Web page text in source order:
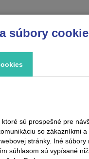
ZAUJÍMAVOSTI
súbory
sú prospešné pre
so zákazníkmi
stránky. Iné
súhlasom sú vypísané